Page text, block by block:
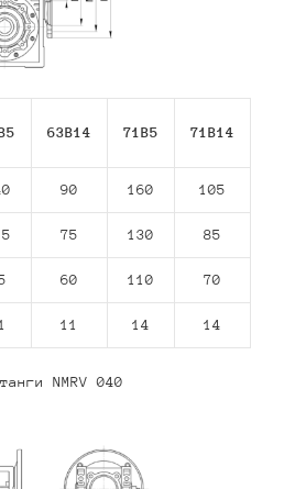
63В14 71В5 71В14
90 160 105
75 130 85
60 110 70
11 14 14
NMRV 040